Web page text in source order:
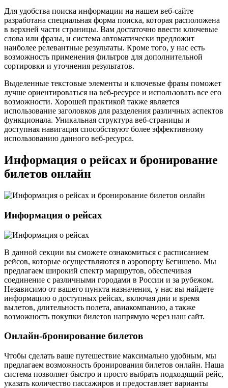
Для удобства поиска информации на нашем веб-сайте
разработана специальная форма поиска, которая расположена
в верхней части страницы. Вам достаточно ввести ключевые
слова или фразы, и система автоматически предложит
наиболее релевантные результаты. Кроме того, у нас есть
возможность применения фильтров для дополнительной
сортировки и уточнения результатов.
Выделенные текстовые элементы и ключевые фразы поможет
лучше ориентироваться на веб-ресурсе и использовать все его
возможности. Хорошей практикой также является
использование заголовков для разделения различных аспектов
функционала. Уникальная структура веб-страницы и
доступная навигация способствуют более эффективному
использованию данного веб-ресурса.
Информация о рейсах и бронирование
билетов онлайн
Информация о рейсах
В данной секции вы сможете ознакомиться с расписанием
рейсов, которые осуществляются в аэропорту Бегишево. Мы
предлагаем широкий спектр маршрутов, обеспечивая
соединение с различными городами в России и за рубежом.
Независимо от вашего пункта назначения, у нас вы найдете
информацию о доступных рейсах, включая дни и время
вылетов, длительность полета, авиакомпанию, а также
возможность покупки билетов напрямую через наш сайт.
Онлайн-бронирование билетов
Чтобы сделать ваше путешествие максимально удобным, мы
предлагаем возможность бронирования билетов онлайн. Наша
система позволяет быстро и просто выбрать подходящий рейс,
указать количество пассажиров и предоставляет варианты